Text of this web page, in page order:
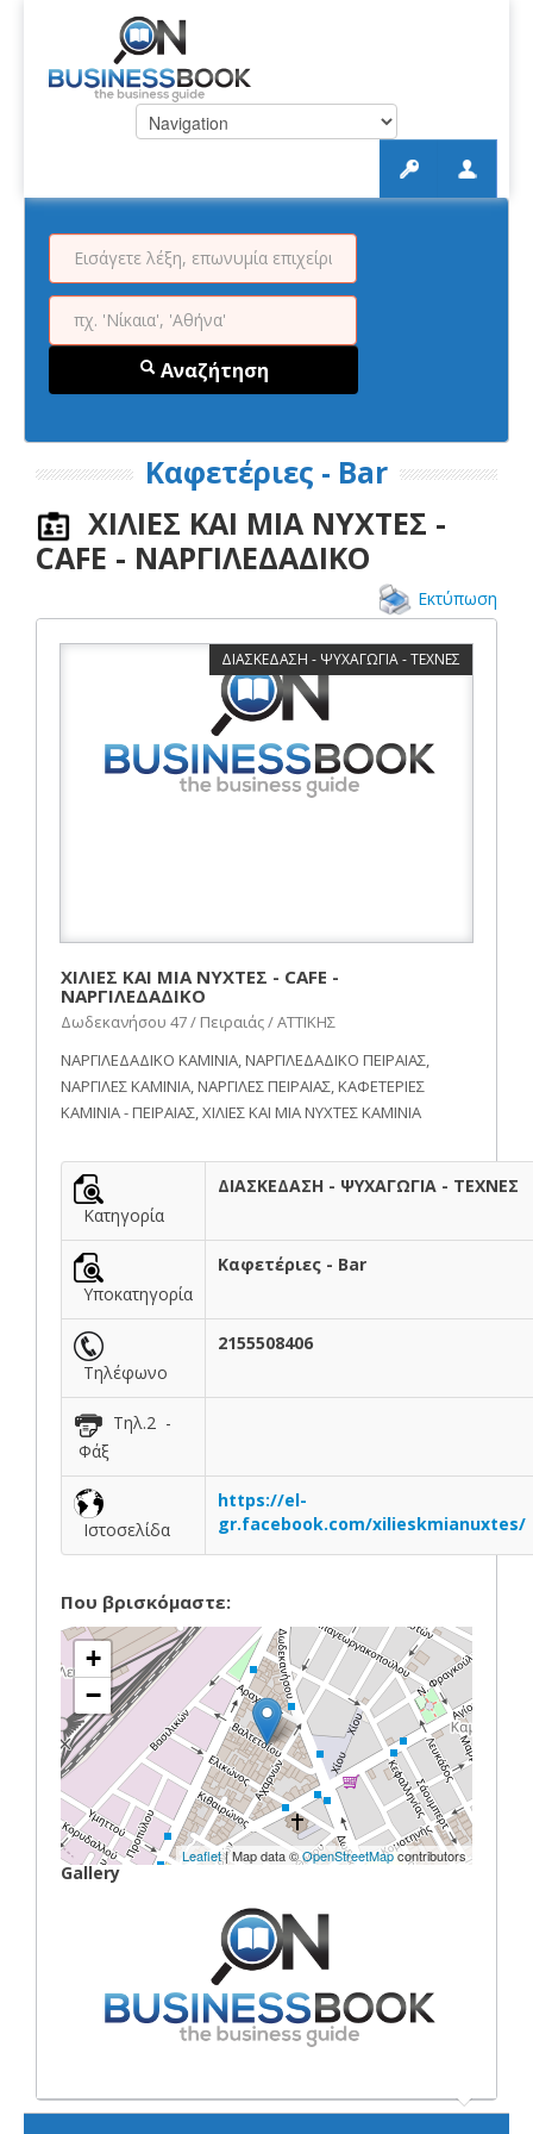
Αναζήτηση
Καφετέριες - Bar
ΧΙΛΙΕΣ ΚΑΙ ΜΙΑ ΝΥΧΤΕΣ -
CAFE - ΝΑΡΓΙΛΕΔΑΔΙΚΟ
Εκτύπωση
ΔΙΑΣΚΕΔΑΣΗ - ΨΥΧΑΓΩΓΙΑ - ΤΕΧΝΕΣ
ΧΙΛΙΕΣ ΚΑΙ ΜΙΑ ΝΥΧΤΕΣ - CAFE -
ΝΑΡΓΙΛΕΔΑΔΙΚΟ
Δωδεκανήσου 47 / Πειραιάς / ΑΤΤΙΚΗΣ
ΝΑΡΓΙΛΕΔΑΔΙΚΟ ΚΑΜΙΝΙΑ, ΝΑΡΓΙΛΕΔΑΔΙΚΟ ΠΕΙΡΑΙΑΣ,
ΝΑΡΓΙΛΕΣ ΚΑΜΙΝΙΑ, ΝΑΡΓΙΛΕΣ ΠΕΙΡΑΙΑΣ, ΚΑΦΕΤΕΡΙΕΣ
ΚΑΜΙΝΙΑ - ΠΕΙΡΑΙΑΣ, ΧΙΛΙΕΣ ΚΑΙ ΜΙΑ ΝΥΧΤΕΣ ΚΑΜΙΝΙΑ
Κατηγορία
ΔΙΑΣΚΕΔΑΣΗ - ΨΥΧΑΓΩΓΙΑ - ΤΕΧΝΕΣ
Υποκατηγορία
Καφετέριες - Bar
Τηλέφωνο
2155508406
Τηλ.2 -
Φάξ
Ιστοσελίδα
https://el-
gr.facebook.com/xilieskmianuxtes/
Που βρισκόμαστε:
+
−
Leaflet| Map data ©OpenStreetMapcontributors
Gallery